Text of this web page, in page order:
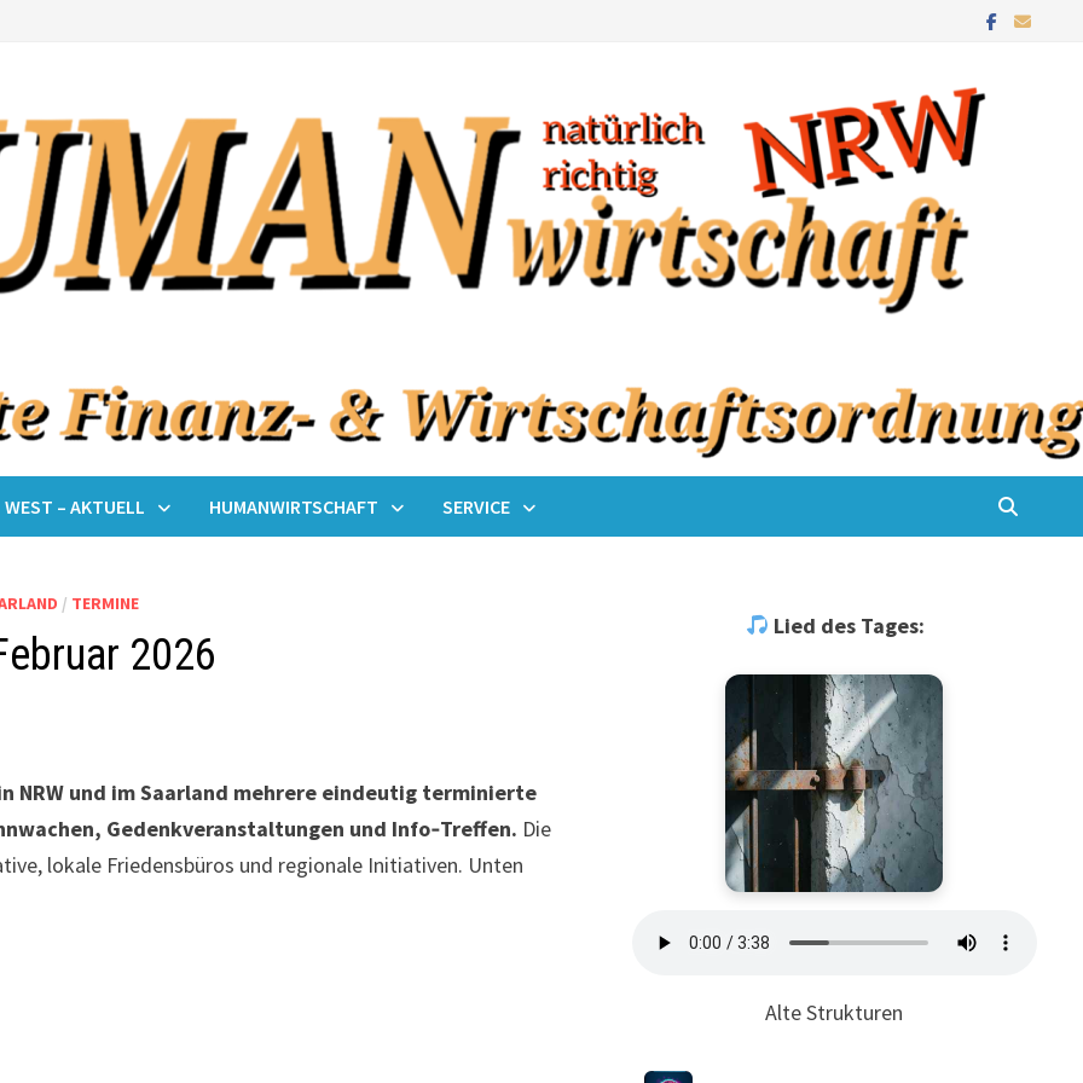
WEST – AKTUELL HUMANWIRTSCHAFT SERVICE
/ TERMINE
2026
NRW und im Saarland mehrere eindeutig terminierte
Gedenkveranstaltungen und Info‑Treffen. Die
lokale Friedensbüros und regionale Initiativen. Unten
Lied des Tages:
Alte Strukturen